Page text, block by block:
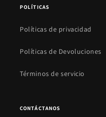
POLÍTICAS
Políticas de privacidad
Políticas de Devoluciones
Términos de servicio
CONTÁCTANOS